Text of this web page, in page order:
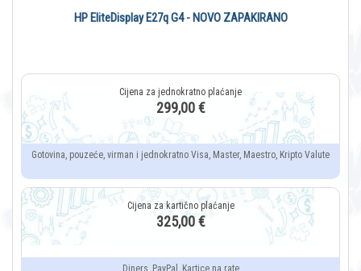
HP EliteDisplay E27q G4 - NOVO ZAPAKIRANO
299,00 €
Gotovina, pouzeće, virman i jednokratno Visa, Master, Maestro, Kripto Valute
325,00 €